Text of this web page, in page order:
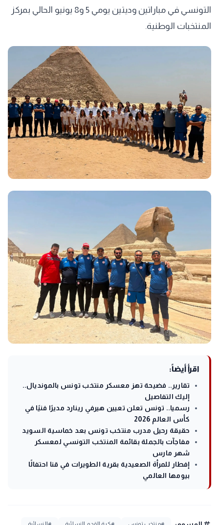
التونسي في مباراتين وديتين يومي 5 و8 يونيو الحالي بمركز
المنتخبات الوطنية.
اقرأ أيضاً:
تقارير.. فضيحة تهز معسكر منتخب تونس بالمونديال..
إليك التفاصيل
رسميا.. تونس تعلن تعيين هيرفي رينارد مديرًا فنيًا في
كأس العالم 2026
حقيقة رحيل مدرب منتخب تونس بعد خماسية السويد
مفاجآت بالجملة بقائمة المنتخب التونسي لمعسكر
شهر مارس
إفطار للمرأة الصعيدية بقرية الطويرات في قنا احتفالًا
بيومها العالمي